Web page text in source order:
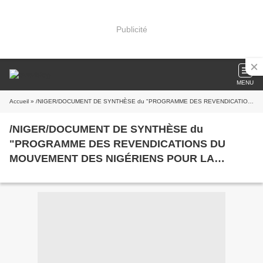
Publicité
MENU
Accueil » /NIGER/DOCUMENT DE SYNTHÈSE du "PROGRAMME DES REVENDICATIONS DU MOUVEMENT DES NIGÉRIENS POUR LA JUSTICE (M.N.J)"
/NIGER/DOCUMENT DE SYNTHÈSE du
"PROGRAMME DES REVENDICATIONS DU
MOUVEMENT DES NIGÉRIENS POUR LA